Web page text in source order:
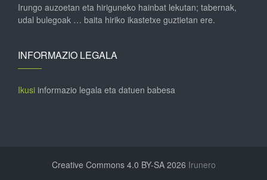
Irungo auzoetan eta hiriguneko hainbat lekutan; tabernak,
udal bulegoak … baita hiriko ikastetxe guztietan ere.
INFORMAZIO LEGALA
Ikusi informazio legala eta datuen babesa
Creative Commons 4.0 BY-SA 2026 Irunero